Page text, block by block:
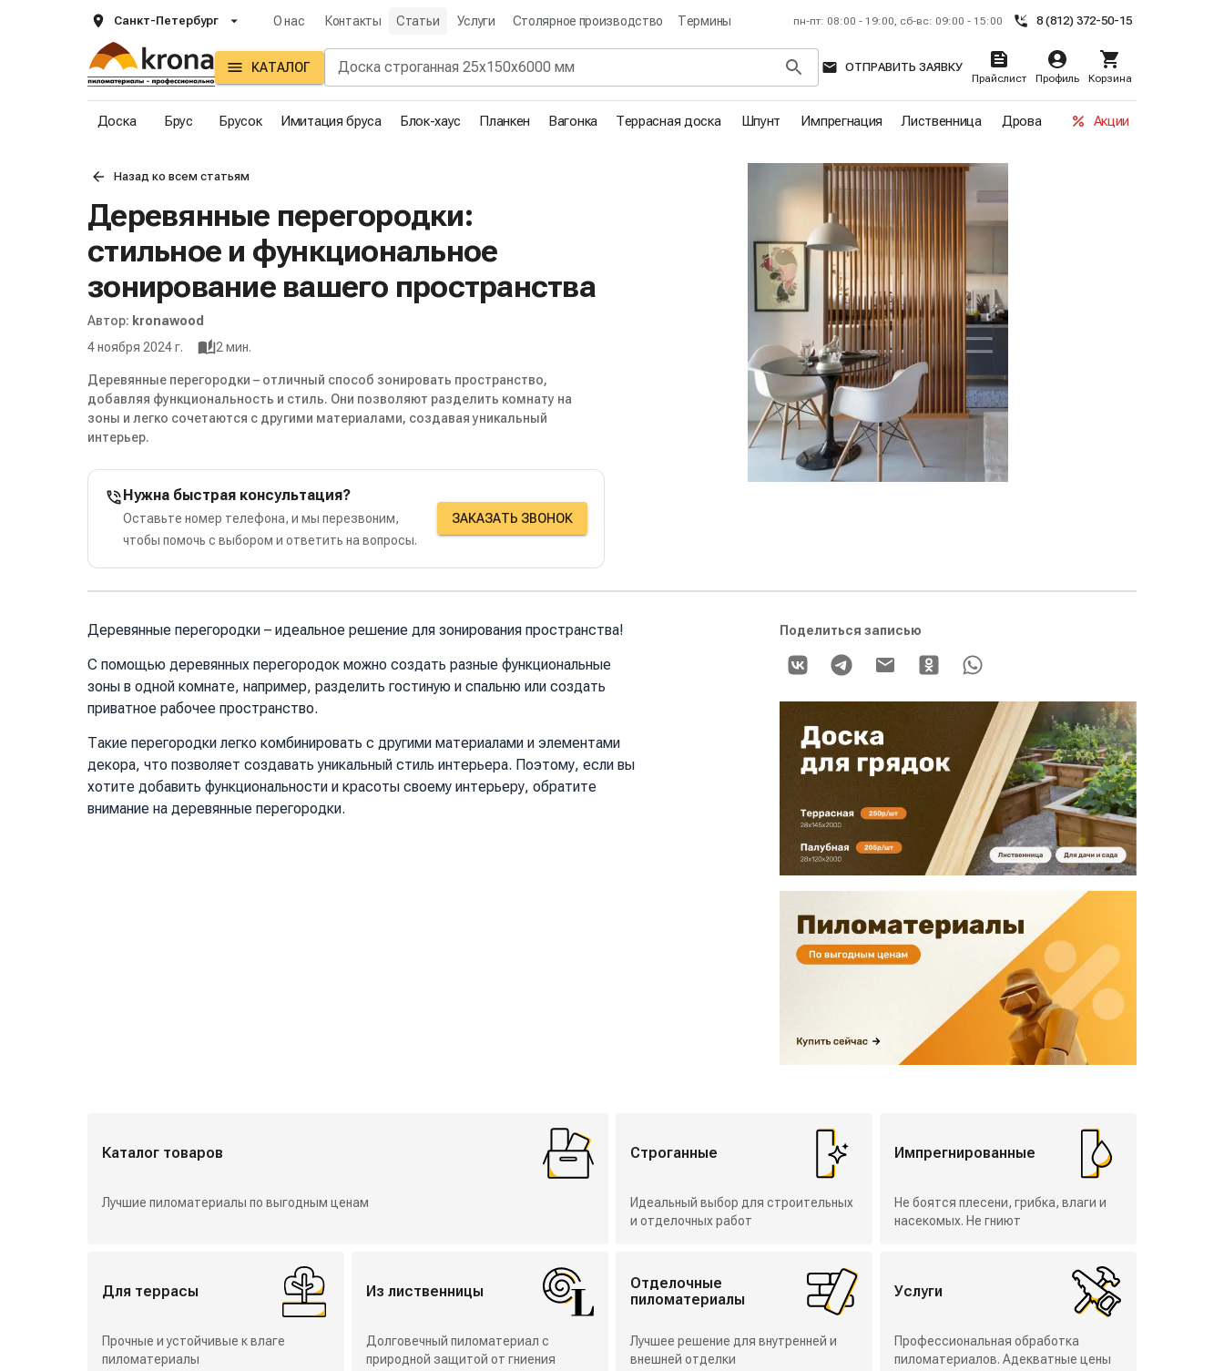
Санкт-Петербург О нас Контакты Статьи Услуги Столярное производство Термины пн-пт: 08:00 - 19:00, сб-вс: 09:00 - 15:00 8 (812) 372-50-15
КАТАЛОГ ОТПРАВИТЬ ЗАЯВКУ
Прайслист Профиль Корзина
Доска Брус Брусок Имитация бруса Блок-хаус Планкен Вагонка Террасная доска Шпунт Импрегнация Лиственница Дрова Акции
Назад ко всем статьям
Деревянные перегородки:
стильное и функциональное
зонирование вашего пространства
Автор: kronawood
4 ноября 2024 г.
2 мин.
Деревянные перегородки – отличный способ зонировать пространство,
добавляя функциональность и стиль. Они позволяют разделить комнату на
зоны и легко сочетаются с другими материалами, создавая уникальный
интерьер.
Нужна быстрая консультация?
Оставьте номер телефона, и мы перезвоним,
чтобы помочь с выбором и ответить на вопросы.
ЗАКАЗАТЬ ЗВОНОК
Деревянные перегородки – идеальное решение для зонирования пространства!
С помощью деревянных перегородок можно создать разные функциональные
зоны в одной комнате, например, разделить гостиную и спальню или создать
приватное рабочее пространство.
Такие перегородки легко комбинировать с другими материалами и элементами
декора, что позволяет создавать уникальный стиль интерьера. Поэтому, если вы
хотите добавить функциональности и красоты своему интерьеру, обратите
внимание на деревянные перегородки.
Поделиться записью
Каталог товаров
Лучшие пиломатериалы по выгодным ценам
Строганные
Идеальный выбор для строительных
и отделочных работ
Импрегнированные
Не боятся плесени, грибка, влаги и
насекомых. Не гниют
Для террасы
Прочные и устойчивые к влаге
пиломатериалы
Из лиственницы
Долговечный пиломатериал с
природной защитой от гниения
Отделочные
пиломатериалы
Лучшее решение для внутренней и
внешней отделки
Услуги
Профессиональная обработка
пиломатериалов. Адекватные цены